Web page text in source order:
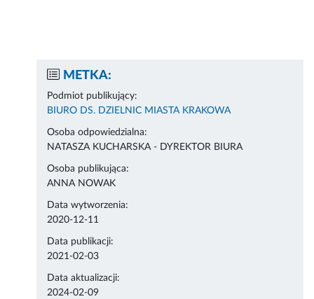
METKA:
Podmiot publikujący:
BIURO DS. DZIELNIC MIASTA KRAKOWA
Osoba odpowiedzialna:
NATASZA KUCHARSKA - DYREKTOR BIURA
Osoba publikująca:
ANNA NOWAK
Data wytworzenia:
2020-12-11
Data publikacji:
2021-02-03
Data aktualizacji:
2024-02-09